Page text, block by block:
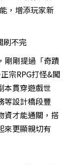
，增添玩家新
刷不完
剛剛提過「奇蹟
宗RPG打怪&闖
本貫穿遊戲世
等設計橋段豐
資才能通關，搭
來更顯親切有